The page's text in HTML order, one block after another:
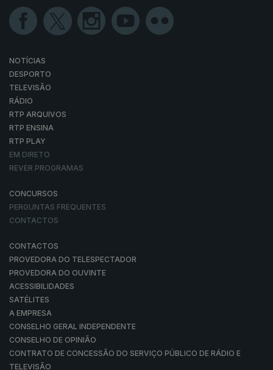
NOTÍCIAS
DESPORTO
TELEVISÃO
RÁDIO
RTP ARQUIVOS
RTP ENSINA
RTP PLAY
EM DIRETO
REVER PROGRAMAS
CONCURSOS
PERGUNTAS FREQUENTES
CONTACTOS
CONTACTOS
PROVEDORA DO TELESPECTADOR
PROVEDORA DO OUVINTE
ACESSIBILIDADES
SATÉLITES
A EMPRESA
CONSELHO GERAL INDEPENDENTE
CONSELHO DE OPINIÃO
CONTRATO DE CONCESSÃO DO SERVIÇO PÚBLICO DE RÁDIO E
TELEVISÃO